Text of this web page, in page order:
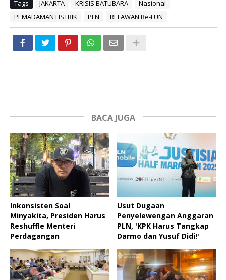
Tags JAKARTA KRISIS BATUBARA
Nasional
PEMADAMAN LISTRIK
PLN RELAWAN Re-LUN
BACA JUGA
Inkonsisten Soal
Minyakita, Presiden Harus
Reshuffle Menteri
Perdagangan
Usut Dugaan
Penyelewengan Anggaran
PLN, 'KPK Harus Tangkap
Darmo dan Yusuf Didi!'